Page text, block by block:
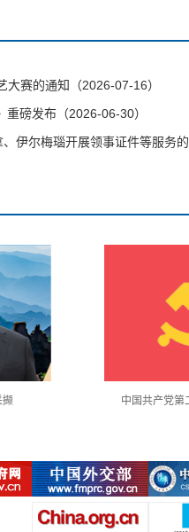
大赛的通知（2026-07-16）
重磅发布（2026-06-30）
伊尔梅瑙开展领事证件等服务
大会 使馆月度